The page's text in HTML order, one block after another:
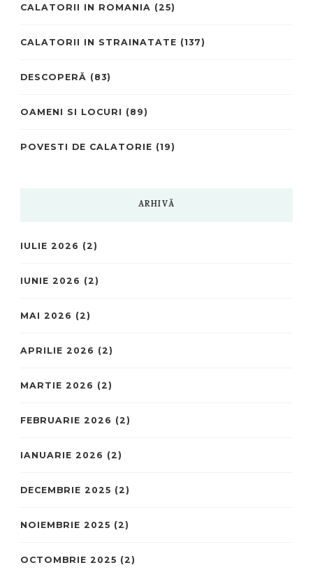
CALATORII IN ROMANIA (25)
CALATORII IN STRAINATATE (137)
DESCOPERĂ (83)
OAMENI SI LOCURI (89)
POVESTI DE CALATORIE (19)
ARHIVĂ
IULIE 2026 (2)
IUNIE 2026 (2)
MAI 2026 (2)
APRILIE 2026 (2)
MARTIE 2026 (2)
FEBRUARIE 2026 (2)
IANUARIE 2026 (2)
DECEMBRIE 2025 (2)
NOIEMBRIE 2025 (2)
OCTOMBRIE 2025 (2)